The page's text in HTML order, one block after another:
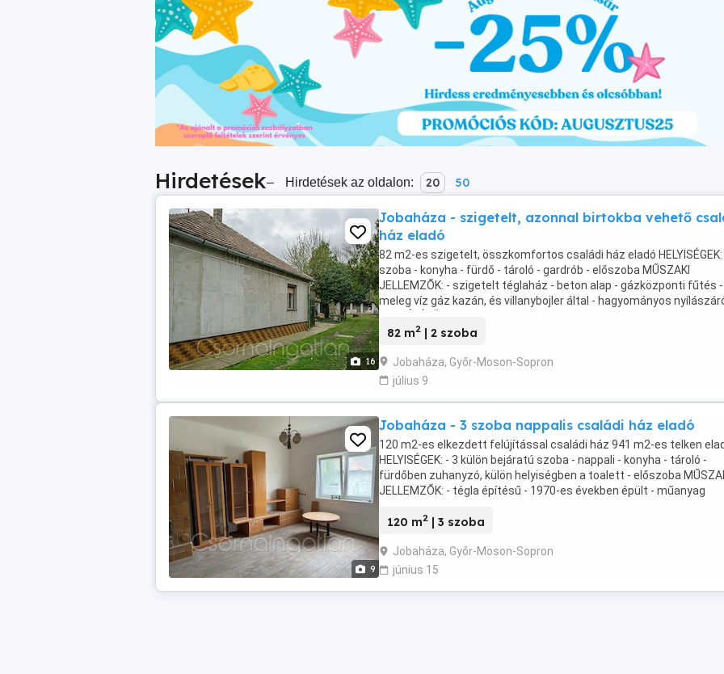
Hirdetések– Hirdetések az oldalon: 20 50
16
Jobaháza - szigetelt, azonnal birtokba vehető
ház eladó
82 m2-es szigetelt, összkomfortos családi ház eladó HELYISÉGEK:
szoba - konyha - fürdő - tároló - gardrób - előszoba MŰSZAKI
JELLEMZŐK: - szigetelt téglaház - beton alap - gázközponti fűtés -
meleg víz gáz kazán, és villanybojler által - hagyományos
82 m2 | 2 szoba
Jobaháza, Győr-Moson-Sopron
július 9
9
Jobaháza - 3 szoba nappalis családi ház eladó
120 m2-es elkezdett felújítással családi ház 941 m2-es telken
HELYISÉGEK: - 3 külön bejáratú szoba - nappali - konyha - tároló -
fürdőben zuhanyzó, külön helyiségben a toalett - előszoba
JELLEMZŐK: - tégla építésű - 1970-es években épült - műanyag
120 m2 | 3 szoba
Jobaháza, Győr-Moson-Sopron
június 15